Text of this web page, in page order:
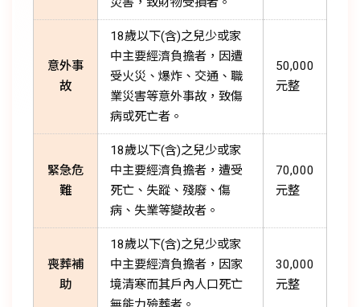
意外事
故
18歲以下(含)之兒少或家
中主要經濟負擔者，因遭
受火災、爆炸、交通、職
業災害等意外事故，致傷
病或死亡者。
50,000
元整
緊急危
難
18歲以下(含)之兒少或家
中主要經濟負擔者，遭受
死亡、失蹤、殘廢、傷
病、失業等變故者。
70,000
元整
喪葬補
助
18歲以下(含)之兒少或家
中主要經濟負擔者，因家
境清寒而其戶內人口死亡
30,000
元整